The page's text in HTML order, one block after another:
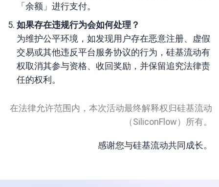
「余额」进行支付。
如果存在违规行为会如何处理？
为维护公平环境，如发现用户存在恶意注册、虚假
交易或其他违反平台服务协议的行为，硅基流动有
权取消其参与资格、收回奖励，并保留追究法律责
任的权利。
在法律允许范围内，本次活动最终解释权归硅基流动
（SiliconFlow）所有。
感谢您与硅基流动共同成长。